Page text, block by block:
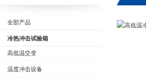
全部产品
冷热冲击试验箱
高低温交变
温度冲击设备